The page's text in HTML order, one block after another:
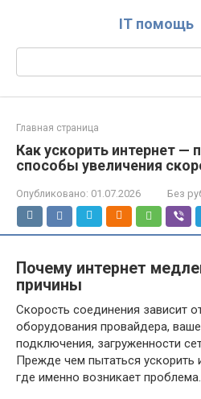
IT помощь
Поиск:
Главная страница
Как ускорить интернет —
способы увеличения
Опубликовано: 01.07.2026 Без
Почему интернет
причины
Скорость соединения зависит
оборудования провайдера,
подключения, загруженности
Прежде чем пытаться ускорить
где именно возникает проблема.